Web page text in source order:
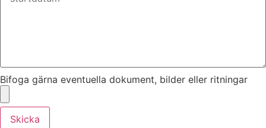
Bifoga gärna eventuella dokument, bilder eller ritningar
Skicka